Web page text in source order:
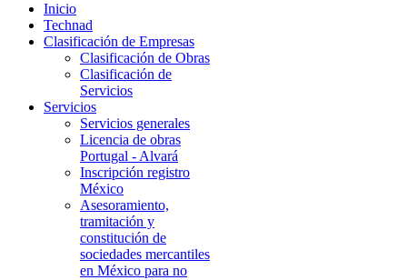
Inicio
Technad
Clasificación de Empresas
Clasificación de Obras
Clasificación de
Servicios
Servicios
Servicios generales
Licencia de obras
Portugal - Alvará
Inscripción registro
México
Asesoramiento,
tramitación y
constitución de
sociedades mercantiles
en México para no